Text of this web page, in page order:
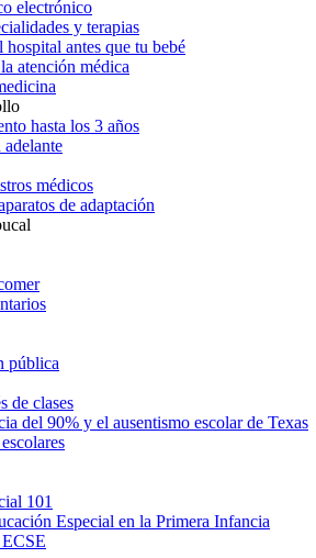
electrónico
y terapias
hospital antes que tu bebé
atención médica
hasta los 3 años
adelante
médicos
de adaptación
pública
de clases
del 90% y el ausentismo escolar de Texas
101
Especial en la Primera Infancia